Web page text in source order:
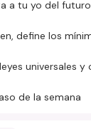
a tu yo del
define los
universales
de la semana